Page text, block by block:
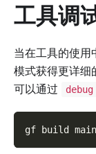
工具调
当在工具的使用
模式获得更详细
可以通过
debug
gf build main